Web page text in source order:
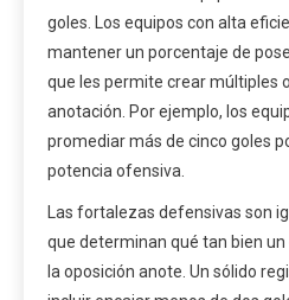
goles. Los equipos con alta
mantener un porcentaje de
que les permite crear múltiples
anotación. Por ejemplo, los
promediar más de cinco goles
potencia ofensiva.
Las fortalezas defensivas son
que determinan qué tan bien
la oposición anote. Un sólido